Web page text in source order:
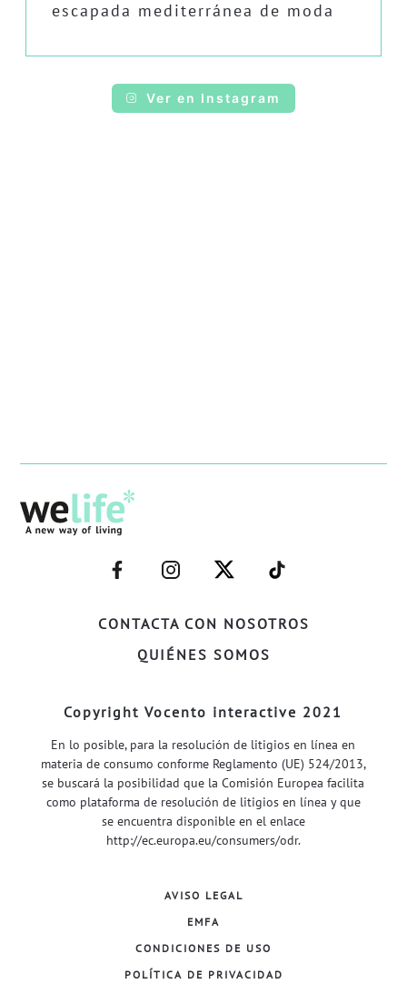
escapada mediterránea de moda
Ver en Instagram
CONTACTA CON NOSOTROS
QUIÉNES SOMOS
–
FACEBOOK–
–
INSTAGRAM–
–
TWITTER–
–
WELIFE–
Copyright Vocento interactive 2021
En lo posible, para la resolución de litigios en línea en
materia de consumo conforme Reglamento (UE) 524/2013,
se buscará la posibilidad que la Comisión Europea facilita
como plataforma de resolución de litigios en línea y que
se encuentra disponible en el enlace
http://ec.europa.eu/consumers/odr.
AVISO LEGAL
EMFA
CONDICIONES DE USO
POLÍTICA DE PRIVACIDAD